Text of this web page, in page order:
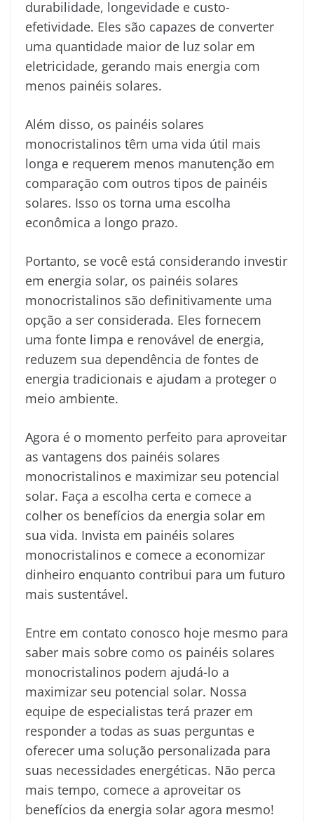
durabilidade, longevidade e custo-
efetividade. Eles são capazes de converter
uma quantidade maior de luz solar em
eletricidade, gerando mais energia com
menos painéis solares.
Além disso, os painéis solares
monocristalinos têm uma vida útil mais
longa e requerem menos manutenção em
comparação com outros tipos de painéis
solares. Isso os torna uma escolha
econômica a longo prazo.
Portanto, se você está considerando investir
em energia solar, os painéis solares
monocristalinos são definitivamente uma
opção a ser considerada. Eles fornecem
uma fonte limpa e renovável de energia,
reduzem sua dependência de fontes de
energia tradicionais e ajudam a proteger o
meio ambiente.
Agora é o momento perfeito para aproveitar
as vantagens dos painéis solares
monocristalinos e maximizar seu potencial
solar. Faça a escolha certa e comece a
colher os benefícios da energia solar em
sua vida. Invista em painéis solares
monocristalinos e comece a economizar
dinheiro enquanto contribui para um futuro
mais sustentável.
Entre em contato conosco hoje mesmo para
saber mais sobre como os painéis solares
monocristalinos podem ajudá-lo a
maximizar seu potencial solar. Nossa
equipe de especialistas terá prazer em
responder a todas as suas perguntas e
oferecer uma solução personalizada para
suas necessidades energéticas. Não perca
mais tempo, comece a aproveitar os
benefícios da energia solar agora mesmo!